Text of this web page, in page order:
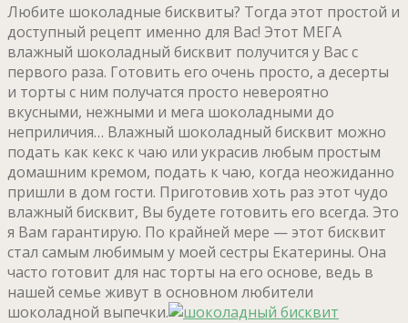
Любите шоколадные бисквиты? Тогда этот простой и
доступный рецепт именно для Вас! Этот МЕГА
влажный шоколадный бисквит получится у Вас с
первого раза. Готовить его очень просто, а десерты
и торты с ним получатся просто невероятно
вкусными, нежными и мега шоколадными до
неприличия… Влажный шоколадный бисквит можно
подать как кекс к чаю или украсив любым простым
домашним кремом, подать к чаю, когда неожиданно
пришли в дом гости. Приготовив хоть раз этот чудо
влажный бисквит, Вы будете готовить его всегда. Это
я Вам гарантирую. По крайней мере — этот бисквит
стал самым любимым у моей сестры Екатерины. Она
часто готовит для нас торты на его основе, ведь в
нашей семье живут в основном любители
шоколадной выпечки.